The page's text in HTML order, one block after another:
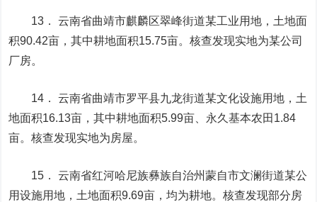
13． 云南省曲靖市麒麟区翠峰街道某工业用地，土地面
积90.42亩，其中耕地面积15.75亩。核查发现实地为某公司
厂房。
14． 云南省曲靖市罗平县九龙街道某文化设施用地，土
地面积16.13亩，其中耕地面积5.99亩、永久基本农田1.84
亩。核查发现实地为房屋。
15． 云南省红河哈尼族彝族自治州蒙自市文澜街道某公
用设施用地，土地面积9.69亩，均为耕地。核查发现部分房